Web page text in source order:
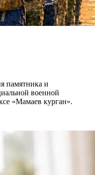
памятника и
военной
«Мамаев курган».